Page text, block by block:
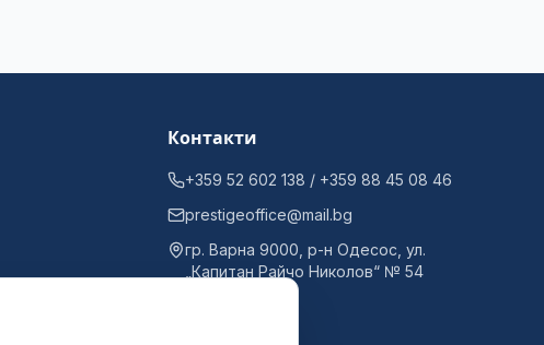
Контакти
+359 52 602 138 / +359 88 45 08 46
prestigeoffice@mail.bg
гр. Варна 9000, р-н Одесос, ул.
„Капитан Райчо Николов“ № 54